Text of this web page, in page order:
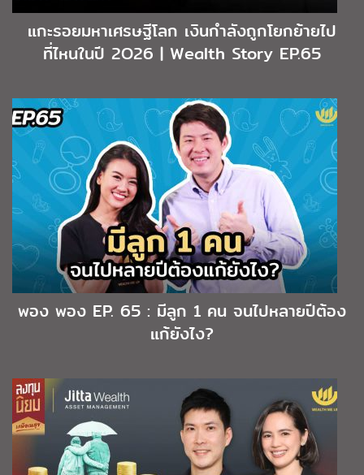
แกะรอยมหาเศรษฐีโลก เงินกำลังถูกโยกย้ายไป
ที่ไหนในปี 2O26 | Wealth Story EP.65
พอง พอง EP. 65 : มีลูก 1 คน จนไปหลายปีต้อง
แก้ยังไง?